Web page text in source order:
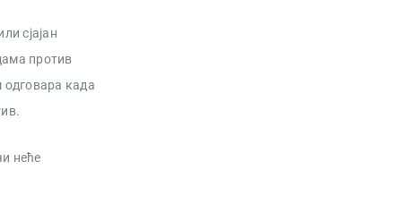
сјајан
против
одговара када
неће